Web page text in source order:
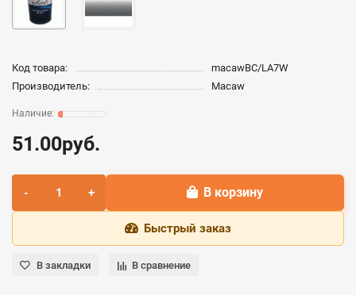
Код товара:
macawBC/LA7W
Производитель:
Macaw
51.00руб.
В корзину
Быстрый заказ
В закладки В сравнение